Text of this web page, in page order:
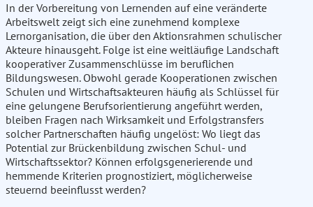
In der Vorbereitung von Lernenden auf eine veränderte
Arbeitswelt zeigt sich eine zunehmend komplexe
Lernorganisation, die über den Aktionsrahmen schulischer
Akteure hinausgeht. Folge ist eine weitläufige Landschaft
kooperativer Zusammenschlüsse im beruflichen
Bildungswesen. Obwohl gerade Kooperationen zwischen
Schulen und Wirtschaftsakteuren häufig als Schlüssel für
eine gelungene Berufsorientierung angeführt werden,
bleiben Fragen nach Wirksamkeit und Erfolgstransfers
solcher Partnerschaften häufig ungelöst: Wo liegt das
Potential zur Brückenbildung zwischen Schul- und
Wirtschaftssektor? Können erfolgsgenerierende und
hemmende Kriterien prognostiziert, möglicherweise
steuernd beeinflusst werden?